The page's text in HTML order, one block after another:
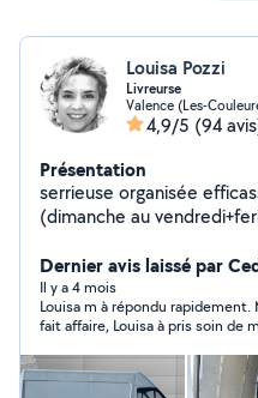
Louisa Pozzi
Livreurse
Valence (Les-
4,9/5 (94
Présentation
serrieuse organisée efficasse et
(dimanche au vendredi+ferier) (Sauf
Valence. Périmètre j'usqu
et frais à convenir par téléphone Possible
plusieurs si besoins pour l
Dernier avis laissé par
Il y a 4 mois
Louisa m à répondu
fait affaire, Louisa à pris soin de